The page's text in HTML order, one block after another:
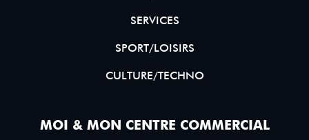
SERVICES
SPORT/LOISIRS
CULTURE/TECHNO
MOI & MON CENTRE COMMERCIAL